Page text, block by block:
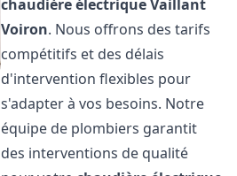
chaudière électrique Vaillant
Voiron. Nous offrons des tarifs
compétitifs et des délais
d'intervention flexibles pour
s'adapter à vos besoins. Notre
équipe de plombiers garantit
des interventions de qualité